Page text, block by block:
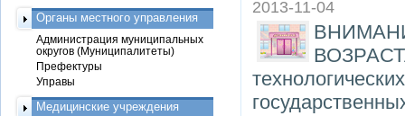
2013-11-04
Органы местного управления
Администрация муниципальных
округов (Муниципалитеты)
Префектуры
Управы
Медицинские учреждения